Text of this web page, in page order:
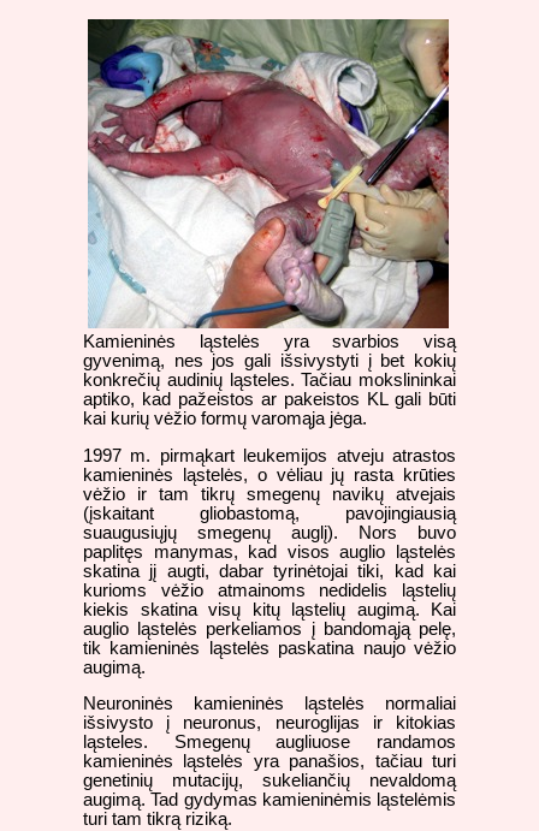
Kamieninės ląstelės yra svarbios visą
gyvenimą, nes jos gali išsivystyti į bet kokių
konkrečių audinių ląsteles. Tačiau mokslininkai
aptiko, kad pažeistos ar pakeistos KL gali būti
kai kurių vėžio formų varomąja jėga.
1997 m. pirmąkart leukemijos atveju atrastos
kamieninės ląstelės, o vėliau jų rasta krūties
vėžio ir tam tikrų smegenų navikų atvejais
(įskaitant gliobastomą, pavojingiausią
suaugusiųjų smegenų auglį). Nors buvo
paplitęs manymas, kad visos auglio ląstelės
skatina jį augti, dabar tyrinėtojai tiki, kad kai
kurioms vėžio atmainoms nedidelis ląstelių
kiekis skatina visų kitų ląstelių augimą. Kai
auglio ląstelės perkeliamos į bandomąją pelę,
tik kamieninės ląstelės paskatina naujo vėžio
augimą.
Neuroninės kamieninės ląstelės normaliai
išsivysto į neuronus, neuroglijas ir kitokias
ląsteles. Smegenų augliuose randamos
kamieninės ląstelės yra panašios, tačiau turi
genetinių mutacijų, sukeliančių nevaldomą
augimą. Tad gydymas kamieninėmis ląstelėmis
turi tam tikrą riziką.